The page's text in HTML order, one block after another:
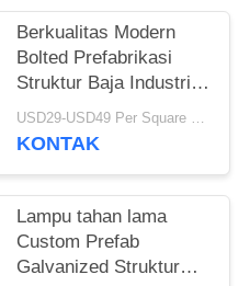
Berkualitas Modern
Bolted Prefabrikasi
Struktur Baja Industri
Gudang Untuk Pabrik
USD29-USD49 Per Square Meter MOQ:200 meter persegi
KONTAK
Lampu tahan lama
Custom Prefab
Galvanized Struktur